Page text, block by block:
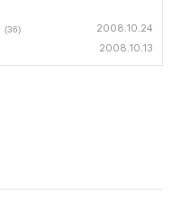
(36) 2008.10.24
2008.10.13